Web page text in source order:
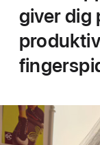
giver dig